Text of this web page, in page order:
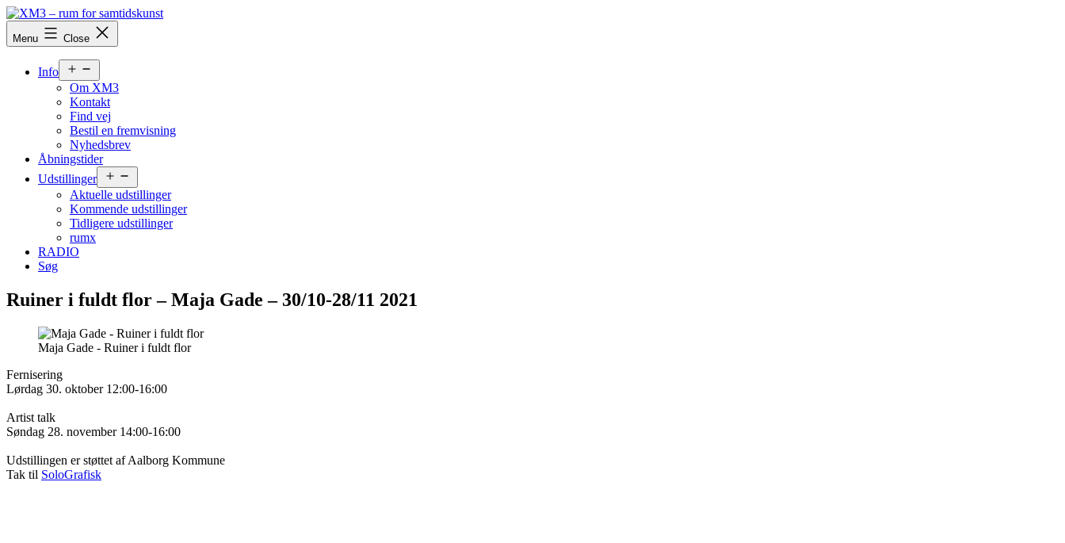
Skip
to
content
XM3
samtidskunst
Menu Close
Info
menu
Om XM3
Kontakt
Find vej
Bestil en fremvisning
Nyhedsbrev
Åbningstider
Udstillinger
menu
Aktuelle udstillinger
Kommende udstillinger
Tidligere udstillinger
rumx
RADIO
Søg
Ruiner i fuldt flor – Maja Gade – 30/10-28/11 2021
Maja Gade - Ruiner i fuldt flor
Fernisering
Lørdag 30. oktober 12:00-16:00
Artist talk
Søndag 28. november 14:00-16:00
Udstillingen er støttet af Aalborg Kommune
Tak til SoloGrafisk